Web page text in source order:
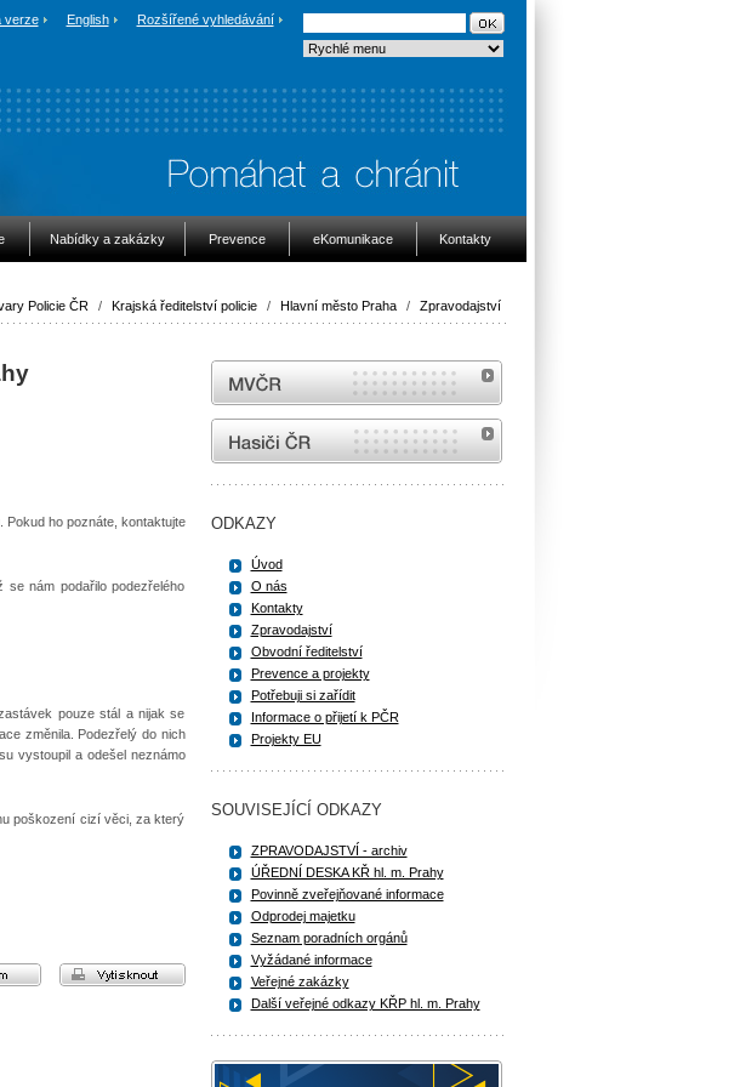
verze English Rozšířené vyhledávání
Nabídky a zakázky Prevence eKomunikace Kontakty
Policie ČR / Krajská ředitelství policie / Hlavní město Praha / Zpravodajství
ho poznáte, kontaktujte
se nám podařilo podezřelého
pouze stál a nijak se
změnila. Podezřelý do nich
vystoupil a odešel neznámo
poškození cizí věci, za který
vytisknout
MVČR
internetové stránky Hasiči ČR
ODKAZY
Úvod
O nás
Kontakty
Zpravodajství
Obvodní ředitelství
Prevence a projekty
Potřebuji si zařídit
Informace o přijetí k PČR
Projekty EU
SOUVISEJÍCÍ ODKAZY
ZPRAVODAJSTVÍ - archiv
ÚŘEDNÍ DESKA KŘ hl. m. Prahy
Povinně zveřejňované informace
Odprodej majetku
Seznam poradních orgánů
Vyžádané informace
Veřejné zakázky
Další veřejné odkazy KŘP hl. m. Prahy